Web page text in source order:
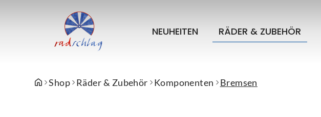
NEUHEITEN RÄDER & ZUBEHÖR
Shop Räder & Zubehör Komponenten Bremsen